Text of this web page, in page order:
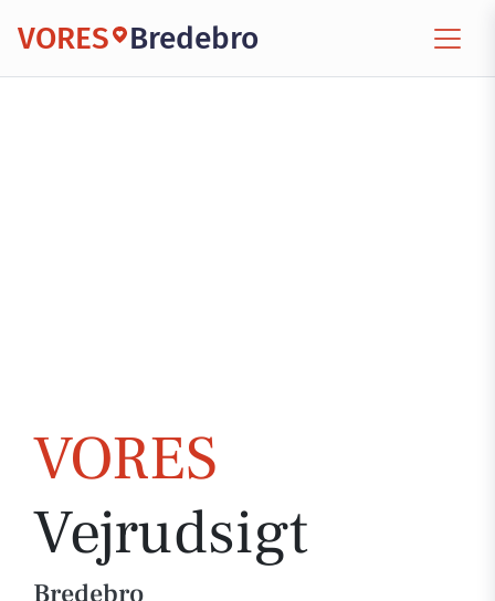
VORES Bredebro
VORES
Vejrudsigt
Bredebro